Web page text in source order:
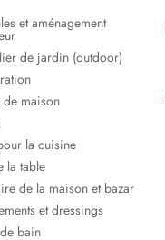
et aménagement
de jardin (outdoor)
de maison
la cuisine
la table
de la maison et bazar
et dressings
bain